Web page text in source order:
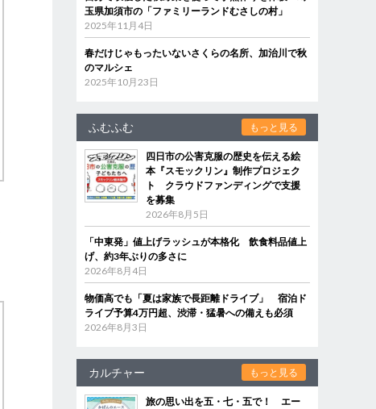
玉県加須市の「ファミリーランドむさしの村」
2025年11月4日
春だけじゃもったいないさくらの名所、加治川で秋
のマルシェ
2025年10月23日
ふむふむ もっと見る
四日市の公害克服の歴史を伝える絵
本『スモックリン』制作プロジェク
ト クラウドファンディングで支援
を募集
2026年8月5日
「中東発」値上げラッシュが本格化 飲食料品値上
げ、約3年ぶりの多さに
2026年8月4日
物価高でも「夏は家族で長距離ドライブ」 宿泊ド
ライブ予算4万円超、渋滞・猛暑への備えも必須
2026年8月3日
カルチャー もっと見る
旅の思い出を五・七・五で！ エー